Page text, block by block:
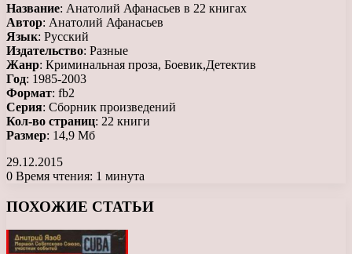
Название: Анатолий Афанасьев в 22 книгах
Автор: Анатолий Афанасьев
Язык: Русский
Издательство: Разные
Жанр: Криминальная проза, Боевик,Детектив
Год: 1985-2003
Формат: fb2
Серия: Сборник произведений
Кол-во страниц: 22 книги
Размер: 14,9 Мб
29.12.2015
0 Время чтения: 1 минута
ПОХОЖИЕ СТАТЬИ